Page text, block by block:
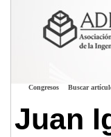
Congresos Buscar
Juan